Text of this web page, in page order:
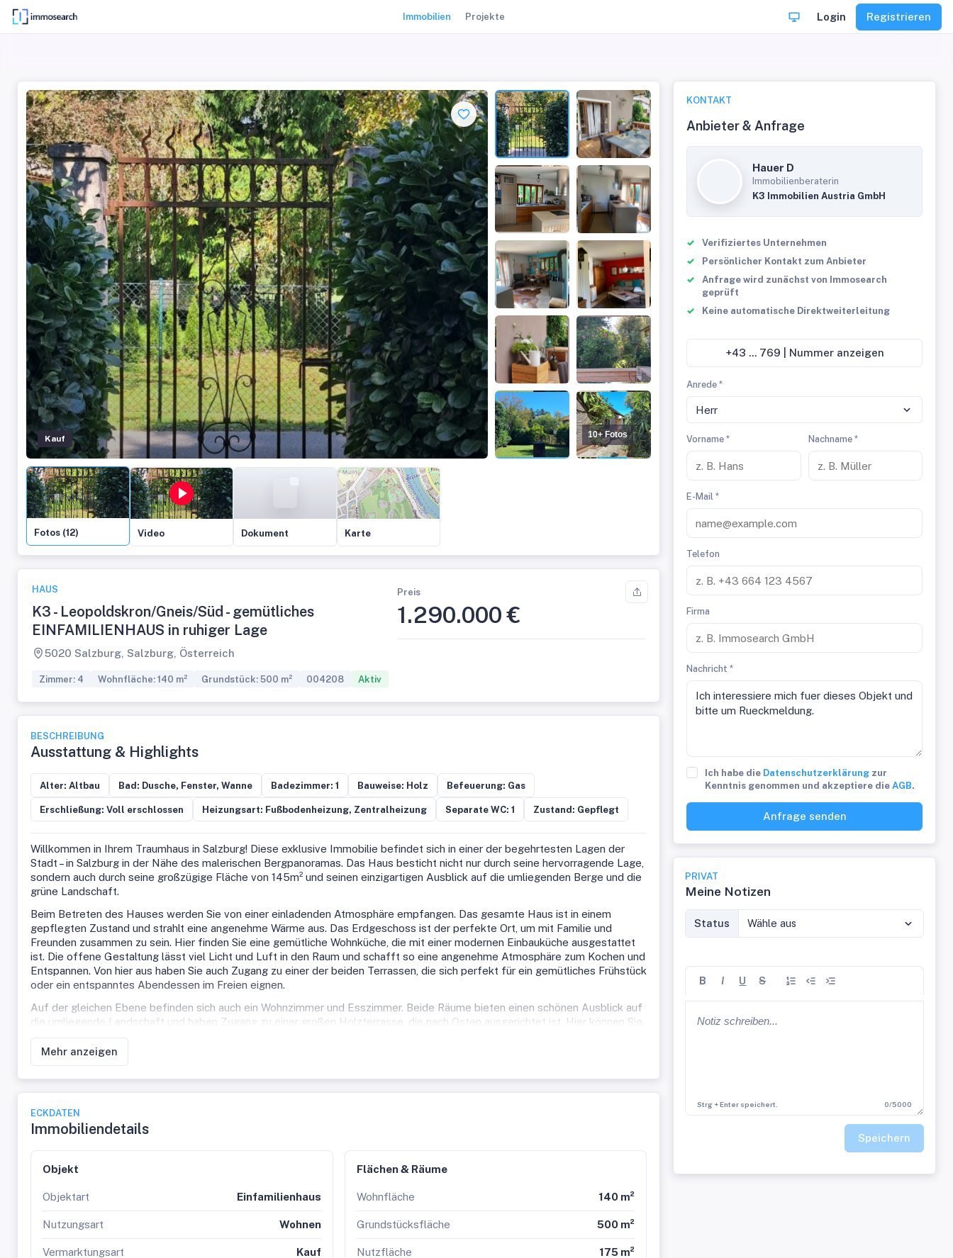
Immobilien Projekte Login Registrieren
Kauf 10+ Fotos
Fotos (12) Video Dokument Karte
HAUS
K3 - Leopoldskron/Gneis/Süd - gemütliches
EINFAMILIENHAUS in ruhiger Lage
5020 Salzburg, Salzburg, Österreich
Preis
1.290.000 €
Zimmer: 4 Wohnfläche: 140 m² Grundstück: 500 m² 004208 Aktiv
BESCHREIBUNG
Ausstattung & Highlights
Alter: Altbau Bad: Dusche, Fenster, Wanne Badezimmer: 1 Bauweise: Holz Befeuerung: Gas
Erschließung: Voll erschlossen Heizungsart: Fußbodenheizung, Zentralheizung Separate WC: 1 Zustand: Gepflegt
Willkommen in Ihrem Traumhaus in Salzburg! Diese exklusive Immobilie befindet sich in einer der begehrtesten Lagen der
Stadt – in Salzburg in der Nähe des malerischen Bergpanoramas. Das Haus besticht nicht nur durch seine hervorragende Lage,
sondern auch durch seine großzügige Fläche von 145m² und seinen einzigartigen Ausblick auf die umliegenden Berge und die
grüne Landschaft.
Beim Betreten des Hauses werden Sie von einer einladenden Atmosphäre empfangen. Das gesamte Haus ist in einem
gepflegten Zustand und strahlt eine angenehme Wärme aus. Das Erdgeschoss ist der perfekte Ort, um mit Familie und
Freunden zusammen zu sein. Hier finden Sie eine gemütliche Wohnküche, die mit einer modernen Einbauküche ausgestattet
ist. Die offene Gestaltung lässt viel Licht und Luft in den Raum und schafft so eine angenehme Atmosphäre zum Kochen und
Entspannen. Von hier aus haben Sie auch Zugang zu einer der beiden Terrassen, die sich perfekt für ein gemütliches Frühstück
oder ein entspanntes Abendessen im Freien eignen.
Auf der gleichen Ebene befinden sich auch ein Wohnzimmer und Esszimmer. Beide Räume bieten einen schönen Ausblick auf
die umliegende Landschaft und haben Zugang zu einer großen Holzterrasse, die nach Osten ausgerichtet ist. Hier können Sie
den Tag mit einer Tasse Kaffee und einem herrlichen Blick auf die Berge beginnen.
Das Obergeschoss bietet zwei Schlafzimmer, die sich auch ideal als Kinderzimmer oder Arbeitszimmer eignen. Auch hier
Das Highlight dieser Immobilie ist der traumhafte Garten, der sich um das Haus erstreckt. Hier finden Sie eine grüne Oase der
Ruhe, in der Sie sich vom Stress des Alltags erholen können. Die beiden Terrassen bieten viel Platz für gemütliche
Grillabende oder entspannte Stunden in der Sonne. Mit Carport (wird im Sommer26 neu errichtet sowie eine Anbau für
Fahrräder) und zwei Stellplätzen haben Sie auch genügend Platz für Ihre Autos und die Ihrer Gäste.
atemberaubenden Schönheit der Natur. Dennoch sind Sie nur wenige Minuten von der Innenstadt entfernt, wo Sie eine
Bus ermöglicht es Ihnen, die Stadt und ihre Umgebung bequem zu erkunden.
Dieses Haus in Salzburg ist mehr als nur eine Immobilie – es ist ein Zuhause. Ein Ort, an dem Sie sich entspannen, die Natur
Mehr anzeigen
ECKDATEN
Immobiliendetails
Objekt
Objektart Einfamilienhaus
Nutzungsart Wohnen
Vermarktungsart Kauf
Flächen & Räume
Wohnfläche 140 m²
Grundstücksfläche 500 m²
Nutzfläche 175 m²
KONTAKT
Anbieter & Anfrage
Hauer D
Immobilienberaterin
K3 Immobilien Austria GmbH
Verifiziertes Unternehmen
Persönlicher Kontakt zum Anbieter
Anfrage wird zunächst von Immosearch
geprüft
Keine automatische Direktweiterleitung
+43 ... 769 | Nummer anzeigen
Anrede *
Herr
Vorname * Nachname *
E-Mail *
Telefon
Firma
Nachricht *
Ich habe die Datenschutzerklärung zur
Kenntnis genommen und akzeptiere dieAGB.
Anfrage senden
PRIVAT
Meine Notizen
Status Wähle aus
B I U S
Strg + Enter speichert. 0/5000
Speichern